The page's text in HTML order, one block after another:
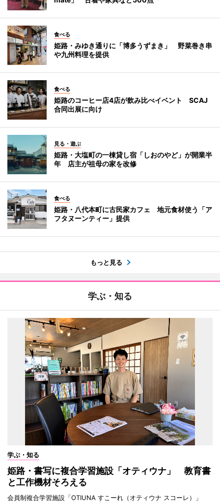
食べる
姫路・みゆき通りに「博多うずまき」 野菜巻き串
や九州料理を提供
食べる
姫路のコーヒー店4店が飲み比べイベント SCAJ
合同出展に向け
見る・遊ぶ
姫路・大塩町の一棟貸し宿「しおのやど」が開業半
年 店主が祖母の家を改修
食べる
姫路・八代本町に古民家カフェ 地元食材使う「ア
フタヌーンティー」提供
もっと見る
学ぶ・知る
学ぶ・知る
姫路・書写に複合学習施設「オティウナ」 教育書
と工作機材そろえる
会員制複合学習施設「OTIUNA すこーれ（オティウナ スコーレ）」